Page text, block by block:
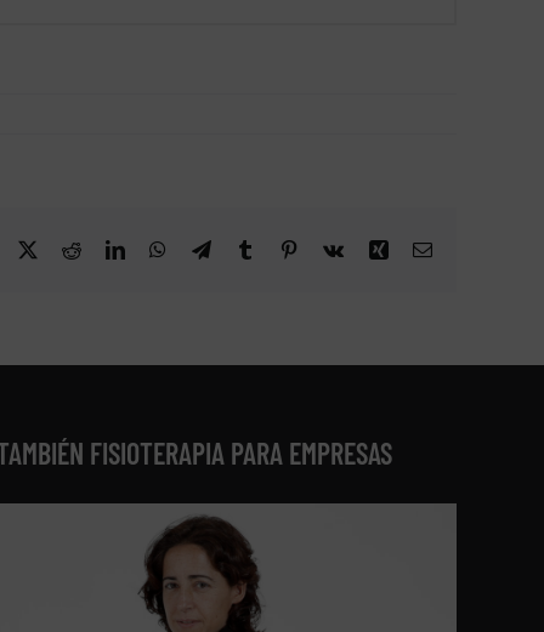
Facebook
X RedditLinkedInWhatsApp
TelegramTumblr Pinterest
Vk Xing Correo
FISIOTERAPIA PARA EMPRESAS